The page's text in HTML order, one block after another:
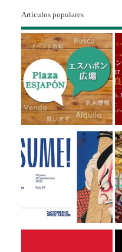
Artículos populares